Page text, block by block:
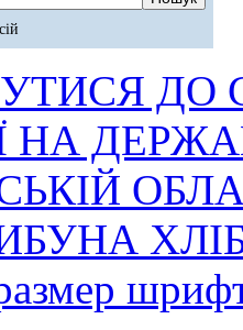
ДО
НА